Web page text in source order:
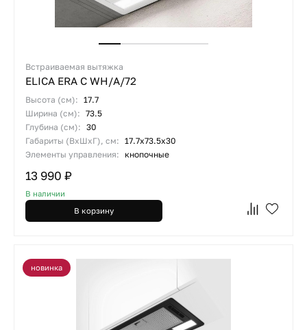
Встраиваемая вытяжка
ELICA ERA C WH/A/72
Высота (см): 17.7
Ширина (см): 73.5
Глубина (см): 30
Габариты (ВхШхГ), см: 17.7х73.5х30
Элементы управления:
кнопочные
13 990 ₽
В наличии
В корзину
новинка